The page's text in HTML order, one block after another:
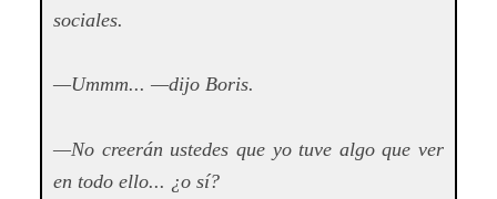
sociales.
—Ummm... —dijo Boris.
—No creerán ustedes que yo tuve algo que ver
en todo ello... ¿o sí?